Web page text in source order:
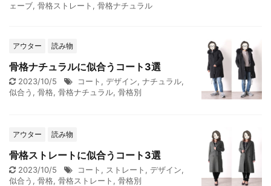
ェーブ, 骨格ストレート , 骨格ナチュラル
アウター 読み物
骨格ナチュラルに似合うコート3選
2023/10/5 コート , デザイン, ナチュラル,
似合う , 骨格, 骨格ナチュラル, 骨格別
アウター 読み物
骨格ストレートに似合うコート3選
2023/10/5 コート , ストレート , デザイン,
似合う , 骨格, 骨格ストレート , 骨格別